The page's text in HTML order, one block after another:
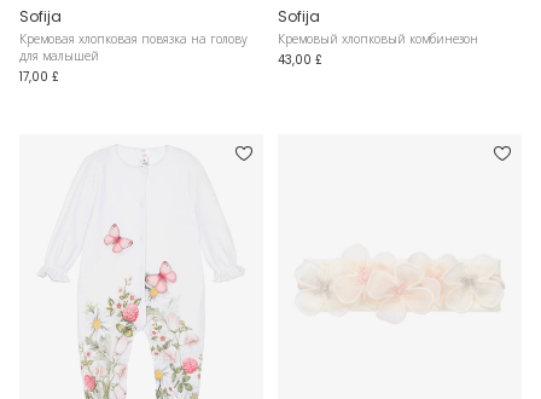
Sofija
Кремовая хлопковая повязка на голову
для малышей
17,00 £
Sofija
Кремовый хлопковый комбинезон
43,00 £